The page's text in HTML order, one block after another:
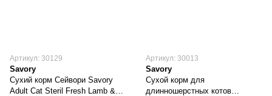
Артикул: 30129
Savory
Сухий корм Сейвори Savory
Adult Cat Steril Fresh Lamb &
Артикул: 30013
Savory
Сухой корм для
длинношерстных котов